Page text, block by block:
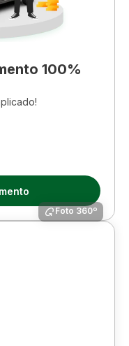
100%
Foto 360º